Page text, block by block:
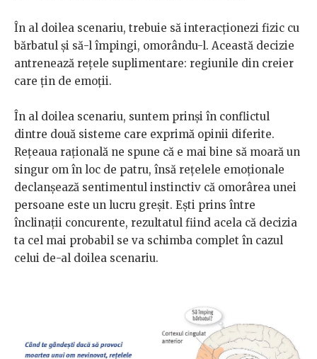
În al doilea scenariu, trebuie să interacţionezi fizic cu
bărbatul şi să-l împingi, omorându-l. Această decizie
antrenează reţele suplimentare: regiunile din creier
care ţin de emoţii.
În al doilea scenariu, suntem prinşi în conflictul
dintre două sisteme care exprimă opinii diferite.
Reţeaua raţională ne spune că e mai bine să moară un
singur om în loc de patru, însă reţelele emoţio­nale
declanşează sentimentul instinctiv că omorârea unei
persoane este un lucru greşit. Eşti prins între
înclinaţii concurente, rezultatul fiind acela că decizia
ta cel mai probabil se va schimba complet în cazul
celui de-al doilea scenariu.